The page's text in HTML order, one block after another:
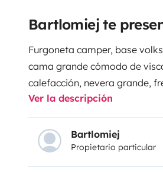
Bartlomiej te
Furgoneta camper, base
cama grande cómodo de
calefacción, nevera grande,
de roble macizo al igual que
120x80 con calentador de
incluida con sabanas,
calidad con respaldo alto y
cajones debajo de la cama.
Ver la descripción
Bartlomiej
Propietario particular